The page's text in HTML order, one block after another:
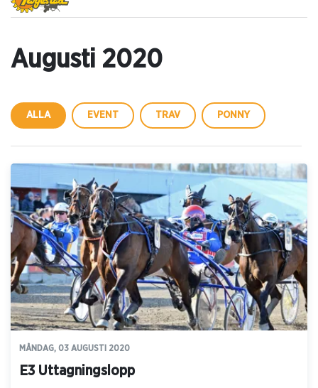
Augusti 2020
ALLA EVENT TRAV PONNY
MÅNDAG, 03 AUGUSTI 2020
E3 Uttagningslopp